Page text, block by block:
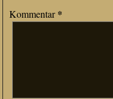
Kommentar*